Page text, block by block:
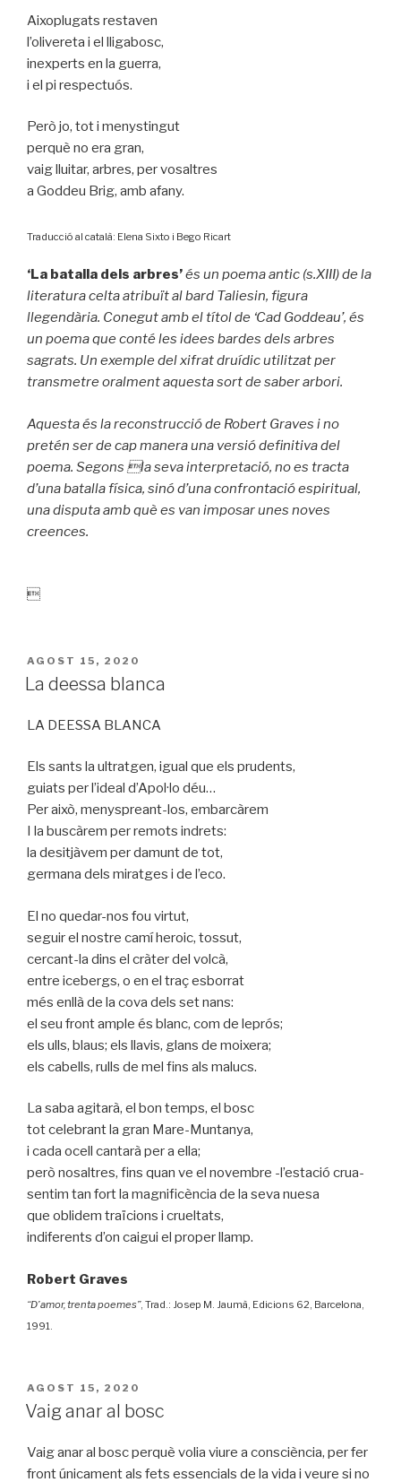
Aixoplugats restaven
l’olivereta i el lligabosc,
inexperts en la guerra,
i el pi respectuós.
Però jo, tot i menystingut
perquè no era gran,
vaig lluitar, arbres, per vosaltres
a Goddeu Brig, amb afany.
Traducció al català: Elena Sixto i Bego Ricart
‘La batalla dels arbres’és un poema antic (s.XIII) de la
literatura celta atribuït al bard Taliesin, figura
llegendària. Conegut amb el títol de ‘Cad Goddeau’, és
un poema que conté les idees bardes dels arbres
sagrats. Un exemple del xifrat druídic utilitzat per
transmetre oralment aquesta sort de saber arbori.
Aquesta és la reconstrucció de Robert Graves i no
pretén ser de cap manera una versió definitiva del
poema. Segons la seva interpretació, no es tracta
d’una batalla física, sinó d’una confrontació espiritual,
una disputa amb què es van imposar unes noves
creences.

PUBLICAT
A
AGOST 15, 2020
La deessa blanca
LA DEESSA BLANCA
Els sants la ultratgen, igual que els prudents,
guiats per l’ideal d’Apol·lo déu…
Per això, menyspreant-los, embarcàrem
I la buscàrem per remots indrets:
la desitjàvem per damunt de tot,
germana dels miratges i de l’eco.
El no quedar-nos fou virtut,
seguir el nostre camí heroic, tossut,
cercant-la dins el cràter del volcà,
entre icebergs, o en el traç esborrat
més enllà de la cova dels set nans:
el seu front ample és blanc, com de leprós;
els ulls, blaus; els llavis, glans de moixera;
els cabells, rulls de mel fins als malucs.
La saba agitarà, el bon temps, el bosc
tot celebrant la gran Mare-Muntanya,
i cada ocell cantarà per a ella;
però nosaltres, fins quan ve el novembre -l’estació crua-
sentim tan fort la magnificència de la seva nuesa
que oblidem traïcions i crueltats,
indiferents d’on caigui el proper llamp.
Robert Graves
“D’amor, trenta poemes”, Trad.: Josep M. Jaumà, Edicions 62, Barcelona,
1991.
PUBLICAT
A
AGOST 15, 2020
Vaig anar al bosc
Vaig anar al bosc perquè volia viure a consciència, per fer
front únicament als fets essencials de la vida i veure si no